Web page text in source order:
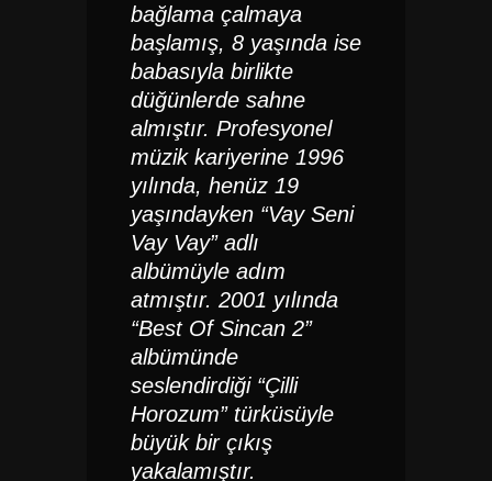
bağlama çalmaya
başlamış, 8 yaşında ise
babasıyla birlikte
düğünlerde sahne
almıştır. Profesyonel
müzik kariyerine 1996
yılında, henüz 19
yaşındayken “Vay Seni
Vay Vay” adlı
albümüyle adım
atmıştır. 2001 yılında
“Best Of Sincan 2”
albümünde
seslendirdiği “Çilli
Horozum” türküsüyle
büyük bir çıkış
yakalamıştır.